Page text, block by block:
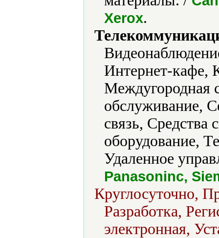
Xerox.
Интернет-кафе,
Междугородная
обслуживание,
связь, Средства
оборудование,
Удаленное
Panasoninc,
Круглосуточно,
Разработка,
электронная,